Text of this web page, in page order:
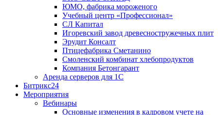
ЮМО, фабрика мороженого
Учебный центр «Профессионал»
СЛ Капитал
Игоревский завод древесностружечных плит
Эрудит Консалт
Птицефабрика Сметанино
Смоленский комбинат хлебопродуктов
Компания Бетонгарант
Аренда серверов для 1С
Битрикс24
Мероприятия
Вебинары
Основные изменения в кадровом учете на